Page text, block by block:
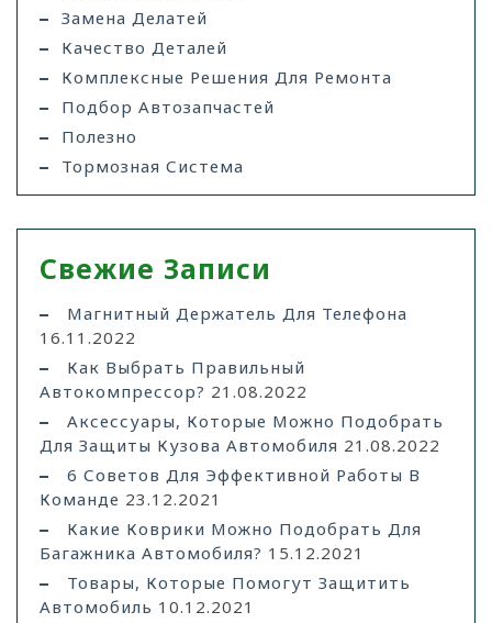
Замена Делатей
Качество Деталей
Комплексные Решения Для Ремонта
Подбор Автозапчастей
Полезно
Тормозная Система
Свежие Записи
Магнитный Держатель Для Телефона
16.11.2022
Как Выбрать Правильный
Автокомпрессор? 21.08.2022
Аксессуары, Которые Можно Подобрать
Для Защиты Кузова Автомобиля 21.08.2022
6 Советов Для Эффективной Работы В
Команде 23.12.2021
Какие Коврики Можно Подобрать Для
Багажника Автомобиля? 15.12.2021
Товары, Которые Помогут Защитить
Автомобиль 10.12.2021